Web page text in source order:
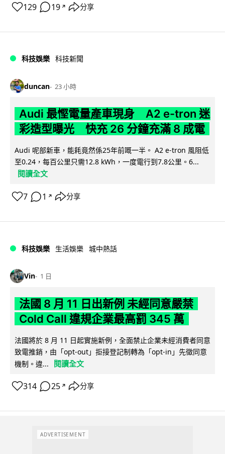
129 19 ↗ 分享
科技娛樂 科技新聞
duncan 23 小時
Audi 最慳電量產車現身 A2 e-tron 迷
彩造型曝光 快充 26 分鐘充滿 8 成電
Audi 呢部新車，能耗竟然係25年前嘅一半。 A2 e-tron 風阻低
至0.24，每百公里只需12.8 kWh，一度電行到7.8公里。6...
閱讀全文
7 1 ↗ 分享
科技娛樂 生活娛樂 城中熱話
Vin 1 日
法國 8 月 11 日出新例 未經同意嚴禁
Cold Call 違規企業最高罰 345 萬
法國將於 8 月 11 日起實施新例，全面禁止企業未經消費者同意
致電推銷，由「opt-out」拒接登記制轉為「opt-in」先徵同意
機制。違...
閱讀全文
314 25 ↗ 分享
ADVERTISEMENT